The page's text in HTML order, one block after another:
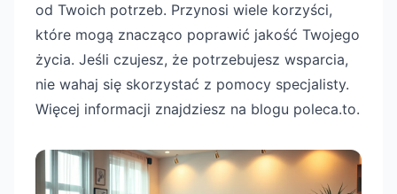
od Twoich potrzeb. Przynosi wiele korzyści,
które mogą znacząco poprawić jakość Twojego
życia. Jeśli czujesz, że potrzebujesz wsparcia,
nie wahaj się skorzystać z pomocy specjalisty.
Więcej informacji znajdziesz na blogu poleca.to.